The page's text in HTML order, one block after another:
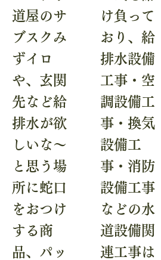
道屋のサ
ブスクみ
ずイロ
や、玄関
先など給
排水が欲
しいな〜
と思う場
所に蛇口
をおつけ
する商
品、パッ
け負って
おり、給
排水設備
工事・空
調設備工
事・換気
設備工
事・消防
設備工事
などの水
道設備関
連工事は